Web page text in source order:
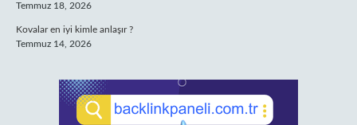
Temmuz 18, 2026
Kovalar en iyi kimle anlaşır ?
Temmuz 14, 2026